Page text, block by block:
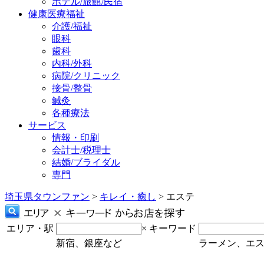
健康医療福祉
介護/福祉
眼科
歯科
内科/外科
病院/クリニック
接骨/整骨
鍼灸
各種療法
サービス
情報・印刷
会計士/税理士
結婚/ブライダル
専門
埼玉県タウンファン > キレイ・癒し > エステ
エリア・駅 × キーワード
新宿、銀座など
ラーメン、エ